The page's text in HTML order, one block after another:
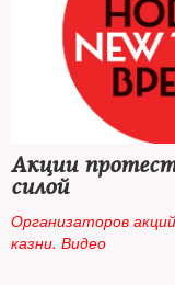
Акции
силой
Организаторов
казни. Видео